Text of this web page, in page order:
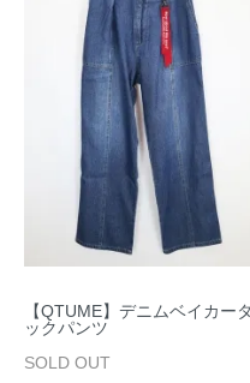
【QTUME】デニムベイカータ
ックパンツ
SOLD OUT